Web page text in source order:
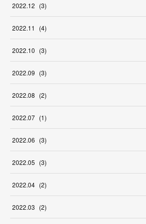
2022.12 (3)
2022.11 (4)
2022.10 (3)
2022.09 (3)
2022.08 (2)
2022.07 (1)
2022.06 (3)
2022.05 (3)
2022.04 (2)
2022.03 (2)